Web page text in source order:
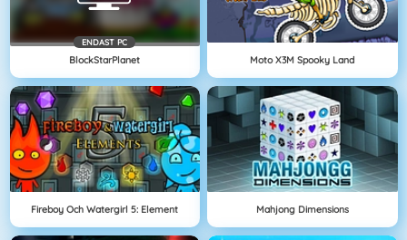
ENDAST PC
BlockStarPlanet Moto X3M Spooky Land
Fireboy Och Watergirl 5: Element Mahjong Dimensions